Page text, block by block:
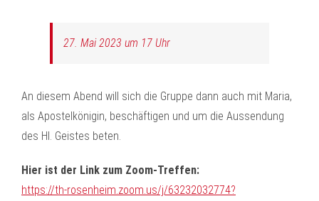
27. Mai 2023 um 17 Uhr
An diesem Abend will sich die Gruppe dann auch mit Maria,
als Apostelkönigin, beschäftigen und um die Aussendung
des Hl. Geistes beten.
Hier ist der Link zum Zoom-Treffen:
https://th-rosenheim.zoom.us/j/63232032774?